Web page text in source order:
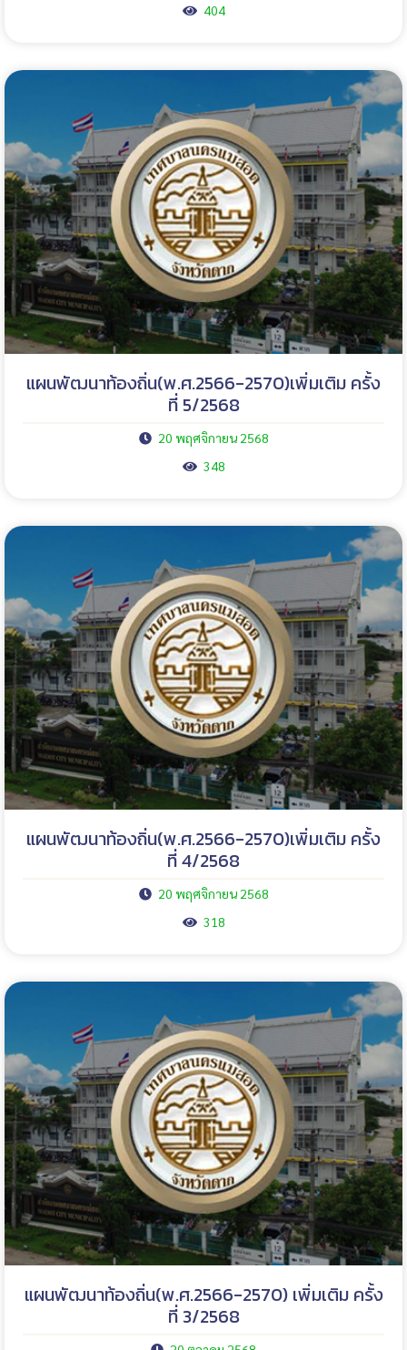
404
แผนพัฒนาท้องถิ่น(พ.ศ.2566-2570)เพิ่มเติม ครั้ง
ที่ 5/2568
20 พฤศจิกายน 2568
348
แผนพัฒนาท้องถิ่น(พ.ศ.2566-2570)เพิ่มเติม ครั้ง
ที่ 4/2568
20 พฤศจิกายน 2568
318
แผนพัฒนาท้องถิ่น(พ.ศ.2566-2570) เพิ่มเติม ครั้ง
ที่ 3/2568